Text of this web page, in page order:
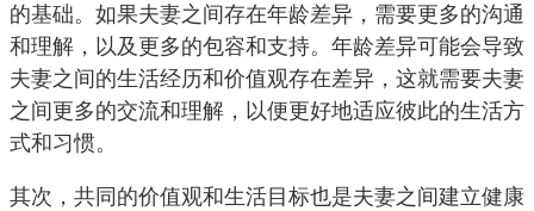
的基础。如果夫妻之间存在年龄差异，需要更多的沟通
和理解，以及更多的包容和支持。年龄差异可能会导致
夫妻之间的生活经历和价值观存在差异，这就需要夫妻
之间更多的交流和理解，以便更好地适应彼此的生活方
式和习惯。
其次，共同的价值观和生活目标也是夫妻之间建立健康